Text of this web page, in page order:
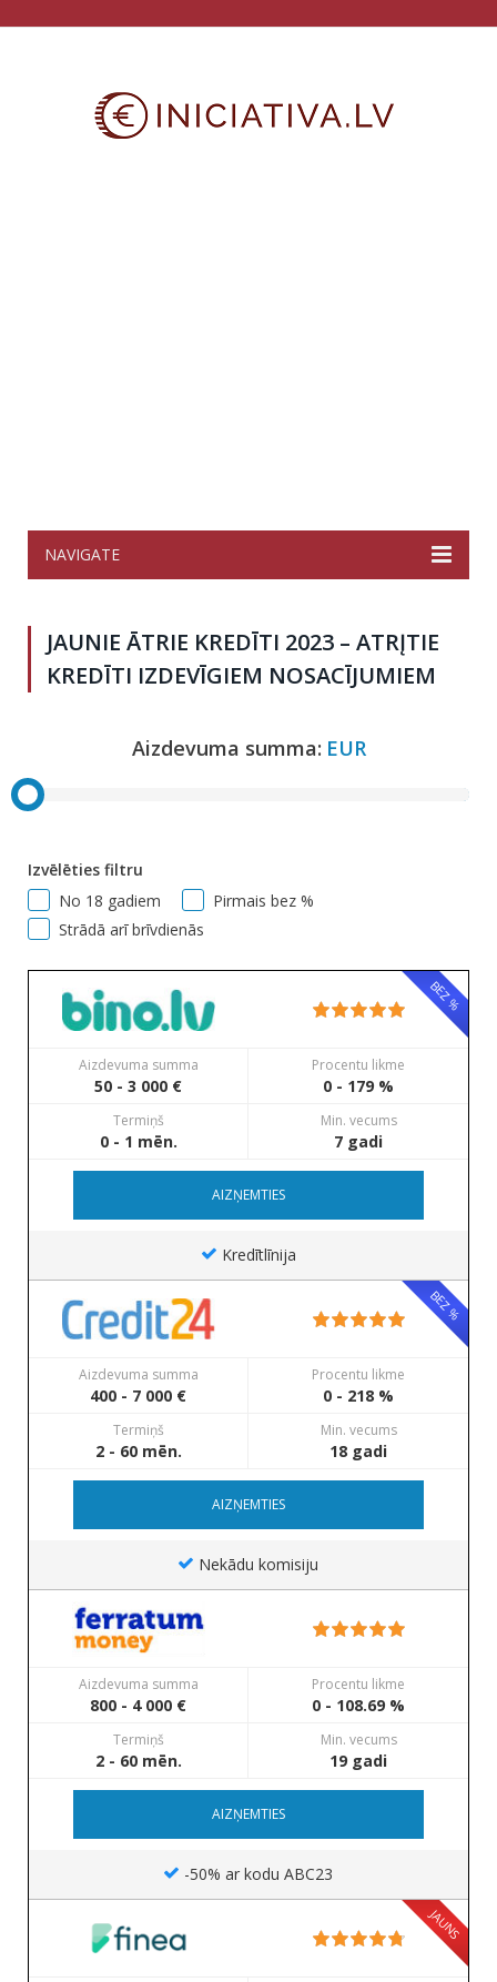
NAVIGATE
JAUNIE ĀTRIE KREDĪTI 2023 – ATRĮTIE
KREDĪTI IZDEVĪGIEM NOSACĪJUMIEM
Aizdevuma summa: EUR
Izvēlēties filtru
No 18 gadiem
Pirmais bez %
Strādā arī brīvdienās
BEZ %
Aizdevuma summa
50 - 3 000 €
Procentu likme
0 - 179 %
Termiņš
0 - 1 mēn.
Min. vecums
7 gadi
AIZŅEMTIES
Kredītlīnija
BEZ %
Aizdevuma summa
400 - 7 000 €
Procentu likme
0 - 218 %
Termiņš
2 - 60 mēn.
Min. vecums
18 gadi
AIZŅEMTIES
Nekādu komisiju
Aizdevuma summa
800 - 4 000 €
Procentu likme
0 - 108.69 %
Termiņš
2 - 60 mēn.
Min. vecums
19 gadi
AIZŅEMTIES
-50% ar kodu ABC23
JAUNS